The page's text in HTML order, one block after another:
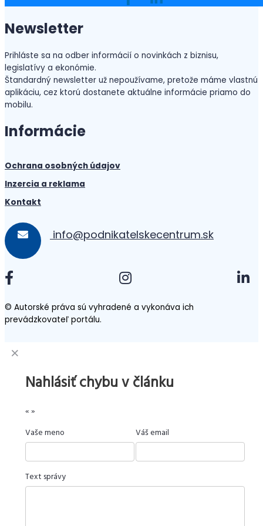
Newsletter
Prihláste sa na odber informácií o novinkách z biznisu,
legislatívy a ekonómie.
Štandardný newsletter už nepoužívame, pretože máme vlastnú
aplikáciu, cez ktorú dostanete aktuálne informácie priamo do
mobilu.
Informácie
Ochrana osobných údajov
Inzercia a reklama
Kontakt
info@podnikatelskecentrum.sk
© Autorské práva sú vyhradené a vykonáva ich
prevádzkovateľ portálu.
Nahlásiť chybu v článku
«»
Vaše meno
Váš email
Text správy